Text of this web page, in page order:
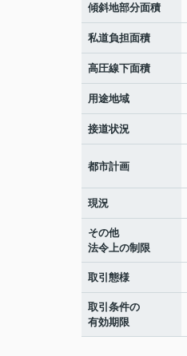
傾斜地部分面積
私道負担面積
高圧線下面積
用途地域
接道状況
都市計画
現況
その他
法令上の制限
取引態様
取引条件の
有効期限